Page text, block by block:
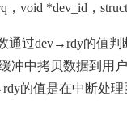
，void *dev_id，
通过dev→rdy的值
冲中拷贝数据到用
的值是在中断处